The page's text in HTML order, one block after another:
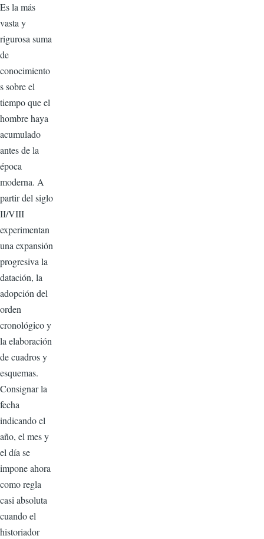
Es la más
vasta y
rigurosa suma
de
conocimiento
s sobre el
tiempo que el
hombre haya
acumulado
antes de la
época
moderna. A
partir del siglo
II/VIII
experimentan
una expansión
progresiva la
datación, la
adopción del
orden
cronológico y
la elaboración
de cuadros y
esquemas.
Consignar la
fecha
indicando el
año, el mes y
el día se
impone ahora
como regla
casi absoluta
cuando el
historiador